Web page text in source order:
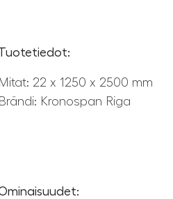
Mitat: 22 x 1250 x 2500 mm
Brändi: Kronospan Riga